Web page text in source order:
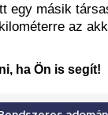
egy másik
az
ha Ön is segít!